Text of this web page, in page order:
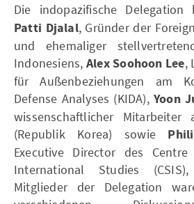
Die indopazifische Delegation
Patti Djalal, Gründer der
und ehemaliger
Indonesiens, Alex Soohoon Lee,
für Außenbeziehungen am
Defense Analyses (KIDA), Yoon
wissenschaftlicher Mitarbeiter
(Republik Korea) sowie
Executive Director des
International Studies
Mitglieder der Delegation